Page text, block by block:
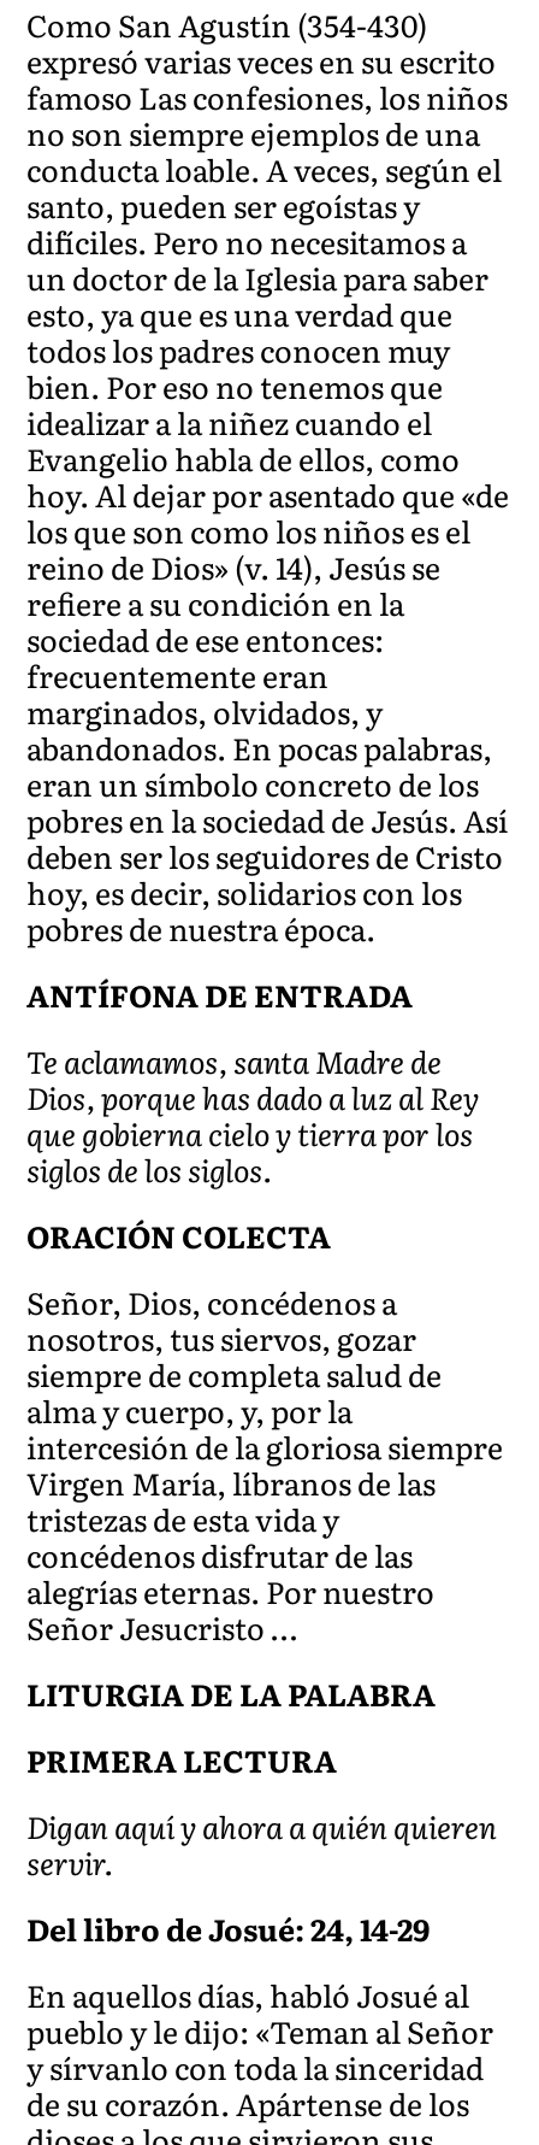
Como San Agustín (354-430)
expresó varias veces en su escrito
famoso Las confesiones, los niños
no son siempre ejemplos de una
conducta loable. A veces, según el
santo, pueden ser egoístas y
difíciles. Pero no necesitamos a
un doctor de la Iglesia para saber
esto, ya que es una verdad que
todos los padres conocen muy
bien. Por eso no tenemos que
idealizar a la niñez cuando el
Evangelio habla de ellos, como
hoy. Al dejar por asentado que «de
los que son como los niños es el
reino de Dios» (v. 14), Jesús se
refiere a su condición en la
sociedad de ese entonces:
frecuentemente eran
marginados, olvidados, y
abandonados. En pocas palabras,
eran un símbolo concreto de los
pobres en la sociedad de Jesús. Así
deben ser los seguidores de Cristo
hoy, es decir, solidarios con los
pobres de nuestra época.
ANTÍFONA DE ENTRADA
Te aclamamos, santa Madre de
Dios, porque has dado a luz al Rey
que gobierna cielo y tierra por los
siglos de los siglos.
ORACIÓN COLECTA
Señor, Dios, concédenos a
nosotros, tus siervos, gozar
siempre de completa salud de
alma y cuerpo, y, por la
intercesión de la gloriosa siempre
Virgen María, líbranos de las
tristezas de esta vida y
concédenos disfrutar de las
alegrías eternas. Por nuestro
Señor Jesucristo …
LITURGIA DE LA PALABRA
PRIMERA LECTURA
Digan aquí y ahora a quién quieren
servir.
Del libro de Josué: 24, 14-29
En aquellos días, habló Josué al
pueblo y le dijo: «Teman al Señor
y sírvanlo con toda la sinceridad
de su corazón. Apártense de los